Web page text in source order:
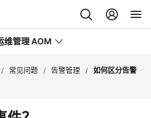
维管理 AOM
/ 常见问题 / 告警管理 / 如何区分告警